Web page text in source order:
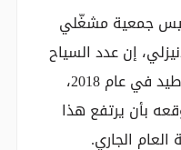
جمعية مشغّلي
إن عدد السياح
الذين حلقوا في الجو عبر المناطيد في عام 2018،
بأن يرتفع هذا